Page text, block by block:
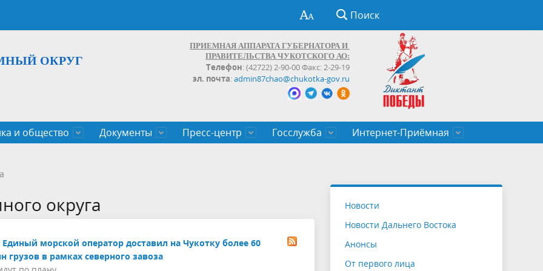
Поиск
ОКРУГ
ПРИЕМНАЯ АППАРАТА ГУБЕРНАТОРА И
ПРАВИТЕЛЬСТВА ЧУКОТСКОГО АО:
Телефон: (42722) 2-90-00 Факс: 2-29-19
эл. почта:admin87chao@chukotka-gov.ru
округа
и общество
проекты
Документы
Чукотского АО
Пресс-центр
Востока
Госслужба
служащих Чукотского автономного
Интернет-Приёмная
и график личных
округа
Единый морской оператор доставил на Чукотку более 60
грузов в рамках северного завоза
Новости
Новости Дальнего Востока
Анонсы
От первого лица